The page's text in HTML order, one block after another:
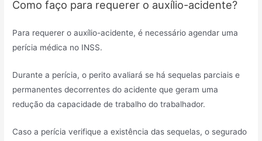
Como faço para requerer o auxílio-acidente?
Para requerer o auxílio-acidente, é necessário agendar uma
perícia médica no INSS.
Durante a perícia, o perito avaliará se há sequelas parciais e
permanentes decorrentes do acidente que geram uma
redução da capacidade de trabalho do trabalhador.
Caso a perícia verifique a existência das sequelas, o segurado